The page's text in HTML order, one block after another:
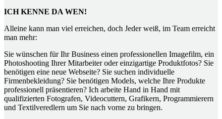
ICH KENNE DA WEN!
Alleine kann man viel erreichen, doch Jeder weiß, im Team erreicht
man mehr:
Sie wünschen für Ihr Business einen professionellen Imagefilm, ein
Photoshooting Ihrer Mitarbeiter oder einzigartige Produktfotos? Sie
benötigen eine neue Webseite? Sie suchen individuelle
Firmenbekleidung? Sie benötigen Models, welche Ihre Produkte
professionell präsentieren? Ich arbeite Hand in Hand mit
qualifizierten Fotografen, Videocuttern, Grafikern, Programmierern
und Textilveredlern um Sie nach vorne zu bringen.